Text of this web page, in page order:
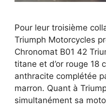
Pour leur troisième
Triumph Motorcycles
Chronomat B01 42
titane et d’or rouge 18
anthracite complétée
marron. Quant à
simultanément sa